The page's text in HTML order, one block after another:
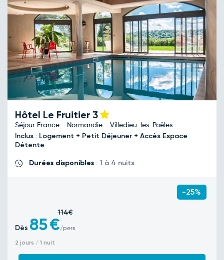
Hôtel Le Fruitier 3
Séjour France - Normandie - Villedieu-les-Poêles
Inclus : Logement + Petit Déjeuner + Accès Espace
Détente
Durées disponibles : 1 à 4 nuits
-25%
114€
Dès 85€/pers
2 jours / 1 nuit